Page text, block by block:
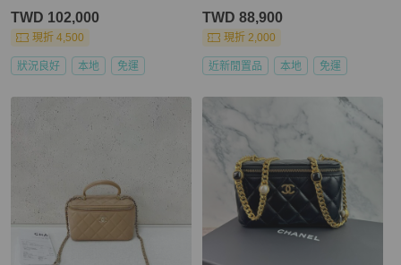
TWD 102,000
現折 4,500
狀況良好 本地 免運
TWD 88,900
現折 2,000
近新閒置品 本地 免運